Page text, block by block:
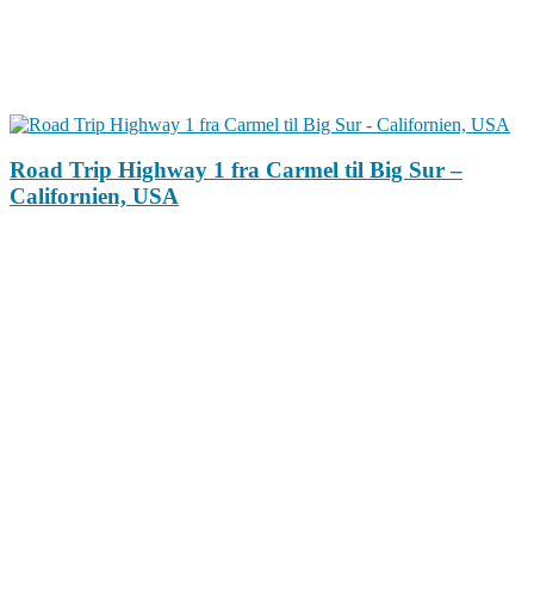
Road Trip Highway 1 fra Carmel til Big Sur –
Californien, USA